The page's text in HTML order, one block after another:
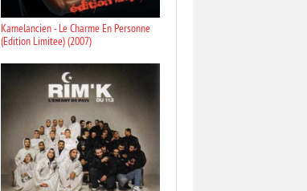
Kamelancien - Le Charme En Personne
(Edition Limitee) (2007)